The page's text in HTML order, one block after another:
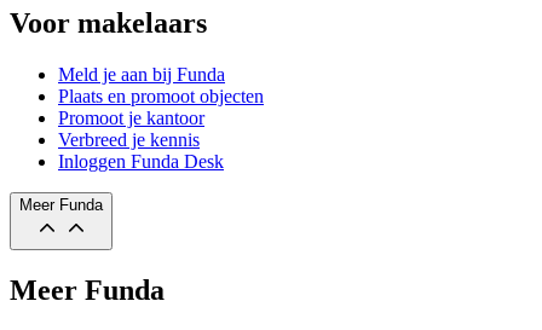
Voor makelaars
Meld je aan bij Funda
Plaats en promoot objecten
Promoot je kantoor
Verbreed je kennis
Inloggen Funda Desk
Meer Funda
Meer Funda